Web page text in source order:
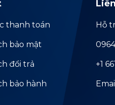
thanh toán
bảo mật
đổi trả
bảo hành
Hỗ
+1